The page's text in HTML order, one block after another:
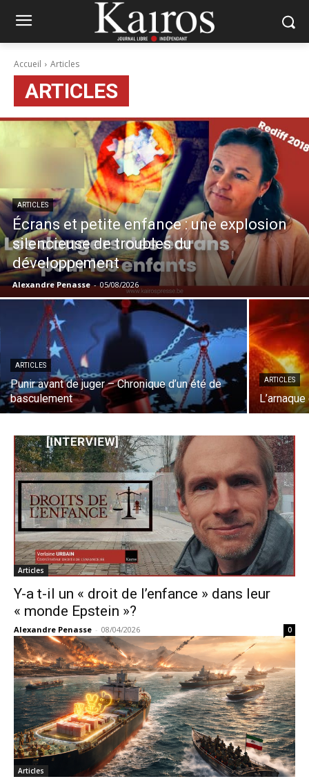
Accueil Articles
ARTICLES
ARTICLES
Écrans et petite enfance : une explosion
silencieuse de troubles du
développement
Alexandre Penasse - 05/08/2026
ARTICLES
Punir avant de juger – Chronique d’un été de
basculement
ARTICLES
Articles
Y-a t-il un « droit de l’enfance » dans leur
« monde Epstein »?
Alexandre Penasse - 08/04/2026 0
Articles